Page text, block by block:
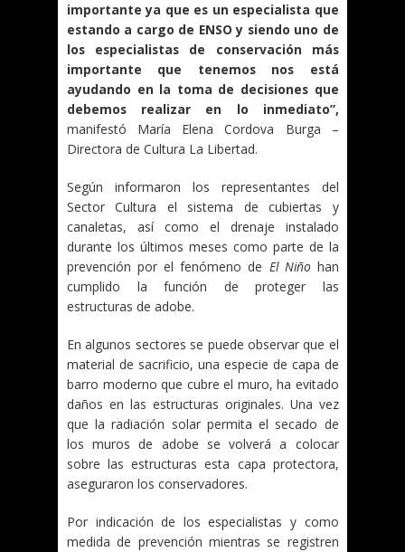
importante ya que es un especialista que
estando a cargo de ENSO y siendo uno de
los especialistas de conservación más
importante que tenemos nos está
ayudando en la toma de decisiones que
debemos realizar en lo inmediato”,
manifestó María Elena Cordova Burga –
Directora de Cultura La Libertad.
Según informaron los representantes del
Sector Cultura el sistema de cubiertas y
canaletas, así como el drenaje instalado
durante los últimos meses como parte de la
prevención por el fenómeno de El Niño han
cumplido la función de proteger las
estructuras de adobe.
En algunos sectores se puede observar que el
material de sacrificio, una especie de capa de
barro moderno que cubre el muro, ha evitado
daños en las estructuras originales. Una vez
que la radiación solar permita el secado de
los muros de adobe se volverá a colocar
sobre las estructuras esta capa protectora,
aseguraron los conservadores.
Por indicación de los especialistas y como
medida de prevención mientras se registren